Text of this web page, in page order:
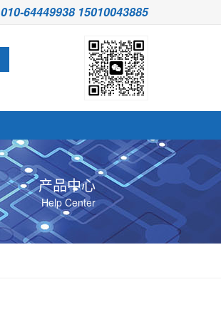
010-64449938 15010043885
产品中心
Help Center